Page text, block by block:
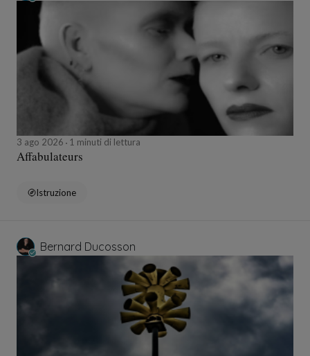
3 ago 2026 1 minuti di lettura
Affabulateurs
Istruzione
Bernard Ducosson